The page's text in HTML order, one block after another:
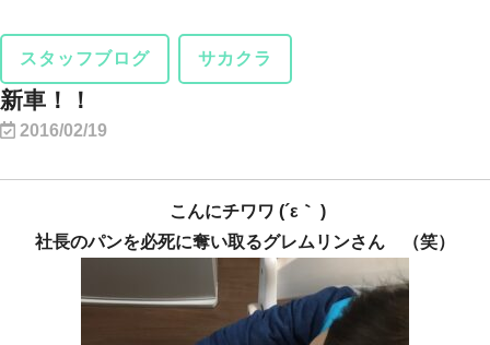
スタッフブログ サカクラ
新車！！
2016/02/19
こんにチワワ (´ε｀ )
社長のパンを必死に奪い取るグレムリンさん （笑）